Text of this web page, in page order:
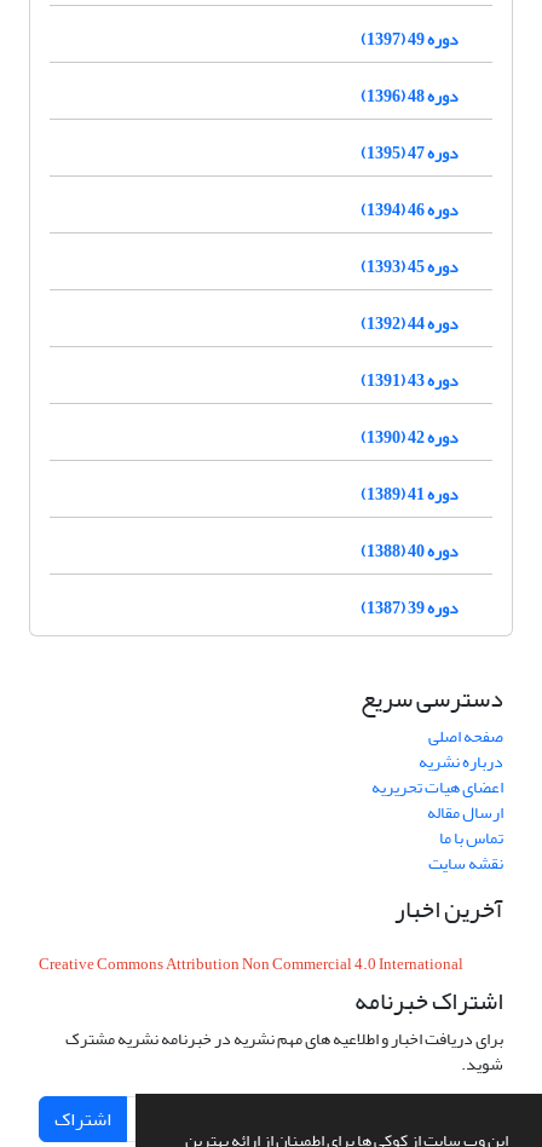
این وب سایت از کوکی ها برای اطمینان از ارائه بهترین
دوره 49 (1397)
دوره 48 (1396)
دوره 47 (1395)
دوره 46 (1394)
دوره 45 (1393)
دوره 44 (1392)
دوره 43 (1391)
دوره 42 (1390)
دوره 41 (1389)
دوره 40 (1388)
دوره 39 (1387)
دسترسی سریع
صفحه اصلی
درباره نشریه
اعضای هیات تحریریه
ارسال مقاله
تماس با ما
نقشه سایت
آخرین اخبار
Creative Commons Attribution Non Commercial 4.0 International
اشتراک خبرنامه
برای دریافت اخبار و اطلاعیه های مهم نشریه در خبرنامه نشریه مشترک
شوید.
اشتراک